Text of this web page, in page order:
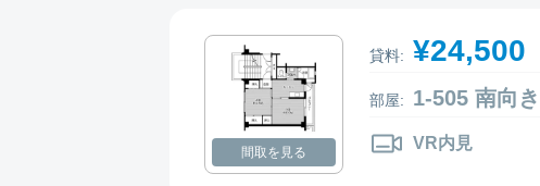
間取を見る
貸料: ¥24,500
部屋: 1-505 南向き
VR内見